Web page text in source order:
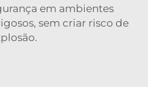
em ambientes
sem criar risco de